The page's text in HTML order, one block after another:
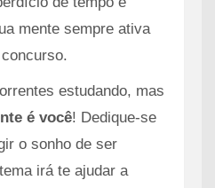
mente sempre ativa
estudando, mas
é você! Dedique-se
o sonho de ser
irá te ajudar a